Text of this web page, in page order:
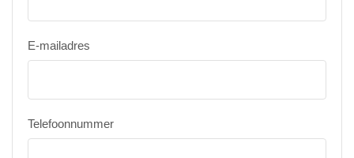
E-mailadres
Telefoonnummer